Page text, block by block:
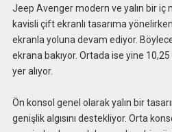
Jeep Avenger modern ve yalın bir iç
kavisli çift ekranlı tasarıma
ekranla yoluna devam ediyor.
ekrana bakıyor. Ortada ise yine
yer alıyor.
Ön konsol genel olarak yalın bir
genişlik algısını destekliyor. Orta